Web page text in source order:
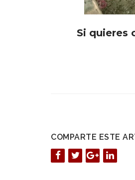
Si quieres
COMPARTE ESTE